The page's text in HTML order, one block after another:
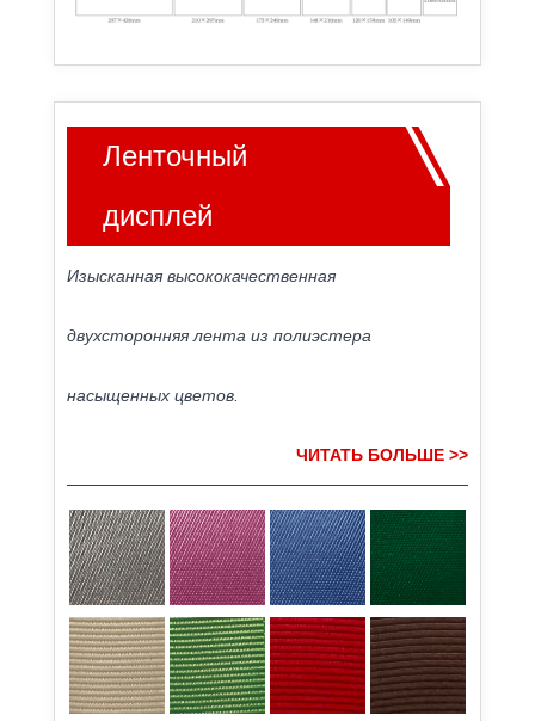
Ленточный
дисплей
Изысканная высококачественная
двухсторонняя лента из полиэстера
насыщенных цветов.
ЧИТАТЬ БОЛЬШЕ >>